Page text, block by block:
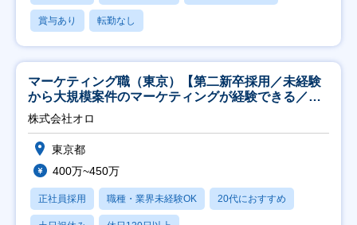
賞与あり 転勤なし
マーケティング職（東京）【第二新卒採用／未経験
から大規模案件のマーケティングが経験できる／研
修充実】
株式会社オロ
東京都
400万~450万
正社員採用 職種・業界未経験OK 20代におすすめ